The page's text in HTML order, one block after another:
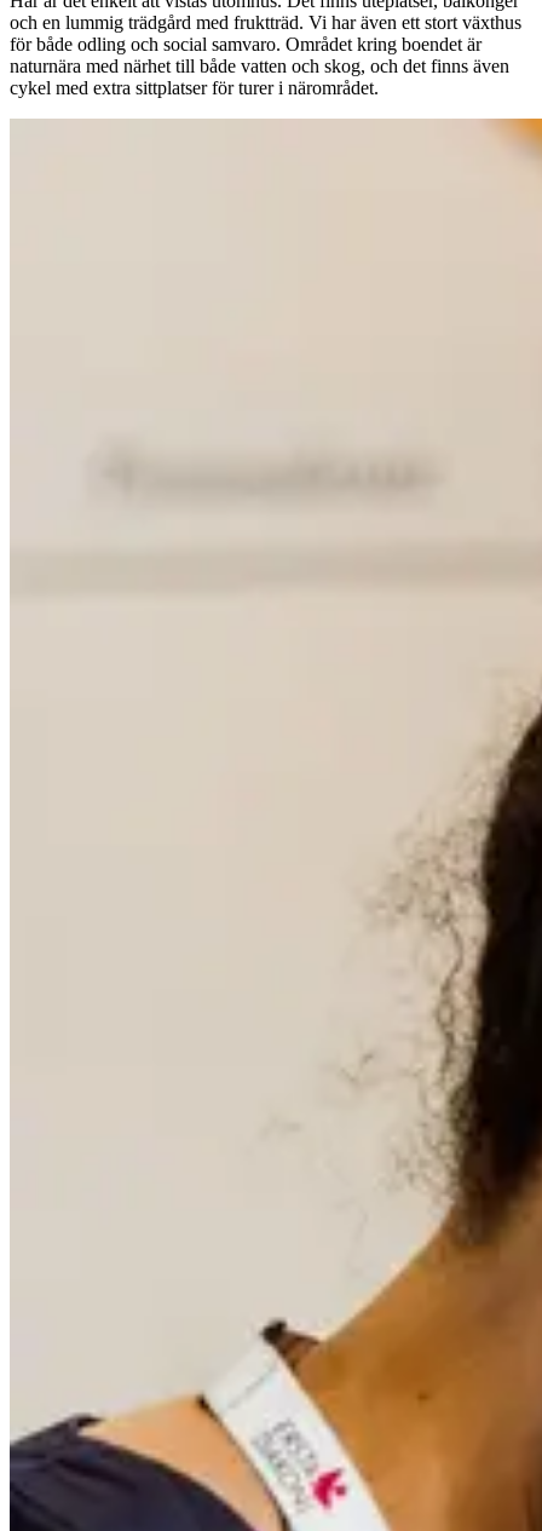
och en lummig trädgård med fruktträd. Vi har även ett stort växthus
för både odling och social samvaro. Området kring boendet är
naturnära med närhet till både vatten och skog, och det finns även
cykel med extra sittplatser för turer i närområdet.